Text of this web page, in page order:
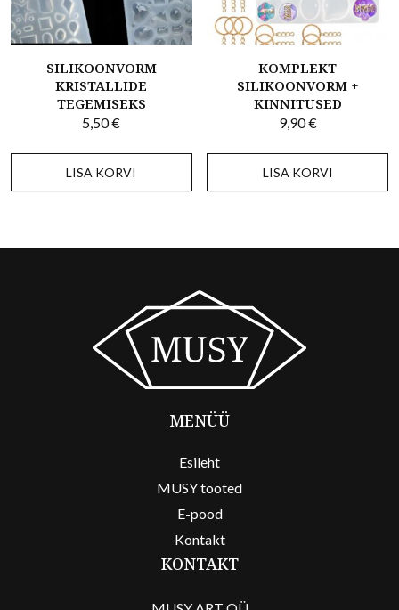
SILIKOONVORM
KRISTALLIDE
TEGEMISEKS
5,50€
LISA KORVI
KOMPLEKT
SILIKOONVORM +
KINNITUSED
9,90€
LISA KORVI
MENÜÜ
Esileht
MUSY tooted
E-pood
Kontakt
KONTAKT